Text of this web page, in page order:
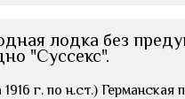
лодка без
"Суссекс".
1916 г. по н.ст.)